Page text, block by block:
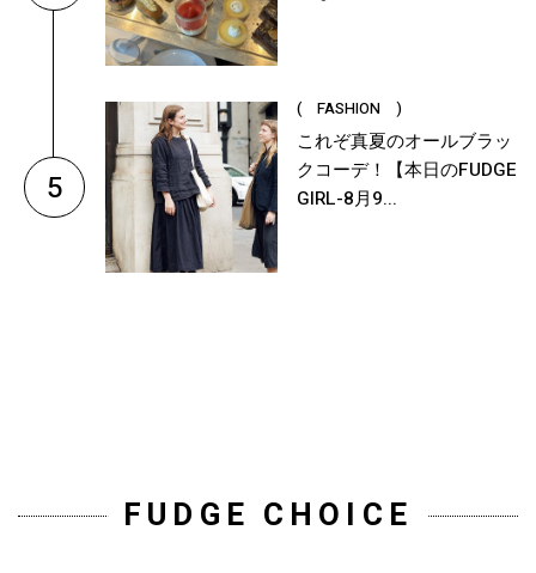
5
( FASHION )
これぞ真夏のオールブラッ
クコーデ！【本日のFUDGE
GIRL-8月9...
FUDGE CHOICE